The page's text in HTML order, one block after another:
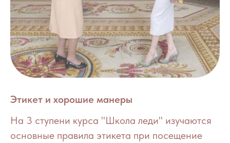
Этикет и хорошие манеры
На 3 ступени курса "Школа леди" изучаются
основные правила этикета при посещение